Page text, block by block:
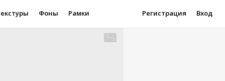
Фоны Рамки Регистрация Вход